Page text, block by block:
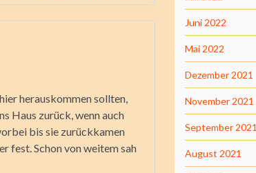
herauskommen sollten,
Haus zurück, wenn auch
bis sie zurückkamen
fest. Schon von weitem sah
Juni 2022
Mai 2022
Dezember 2021
November 2021
September 2021
August 2021